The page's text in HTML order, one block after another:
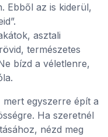
Ebből az is kiderül,
asztali
természetes
bízd a véletlenre,
egyszerre épít a
Ha szeretnél
nézd meg